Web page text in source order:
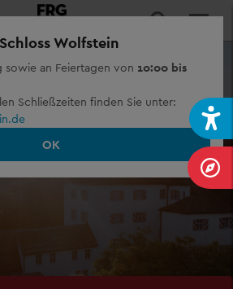
Wolfstein
sowie an Feiertagen von 10:00 bis
Schließzeiten finden Sie unter:
OK